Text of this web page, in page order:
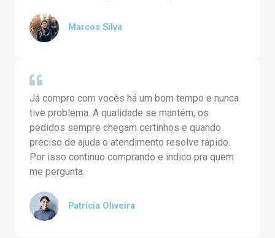
Marcos Silva
Já compro com vocês há um bom tempo e nunca
tive problema. A qualidade se mantém, os
pedidos sempre chegam certinhos e quando
preciso de ajuda o atendimento resolve rápido.
Por isso continuo comprando e indico pra quem
me pergunta.
Patrícia Oliveira